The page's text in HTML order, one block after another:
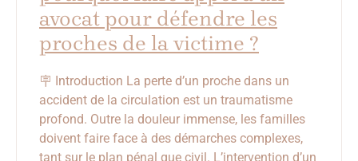
avocat pour défendre les
proches de la victime ?
🪧 Introduction La perte d’un proche dans un
accident de la circulation est un traumatisme
profond. Outre la douleur immense, les familles
doivent faire face à des démarches complexes,
tant sur le plan pénal que civil. L’intervention d’un